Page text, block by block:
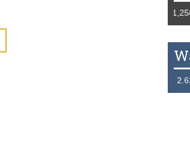
Tydzień 42/2019 r. Niemcy EUR 1,258
THB 0.1129 USD 3.7324 AUD 2.6265